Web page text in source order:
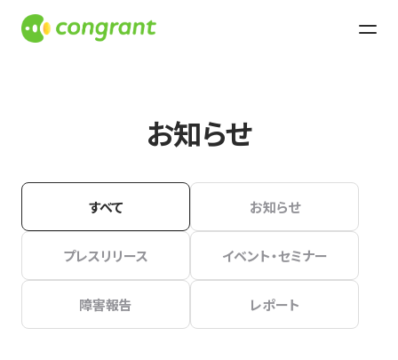
お知らせ
すべて お知らせ
プレスリリース イベント・セミナー
障害報告 レポート